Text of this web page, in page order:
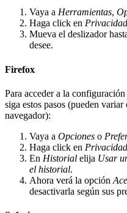
Vaya a Herramientas,
Haga click en Privacidad
Mueva el deslizador
desee.
Firefox
Para acceder a la configuración
siga estos pasos (pueden
navegador):
Vaya a Opciones o
Haga click en Privacidad
En Historial elija Usar
el historial.
Ahora verá la opción
desactivarla según sus